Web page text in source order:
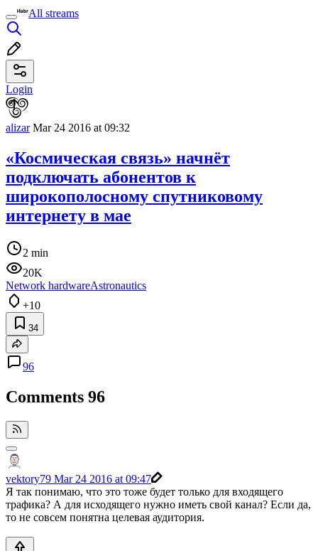
All streams
Login
alizarMar 24 2016 at 09:32
«Космическая связь» начнёт
подключать абонентов к
широкополосному спутниковому
интернету в мае
2 min
20K
Network hardwareAstronautics
+10
34
96
Comments 96
vektory79 Mar 24 2016 at 09:47
Я так понимаю, что это тоже будет только для входящего
трафика? А для исходящего нужно иметь свой канал? Если да,
то не совсем понятна целевая аудитория.